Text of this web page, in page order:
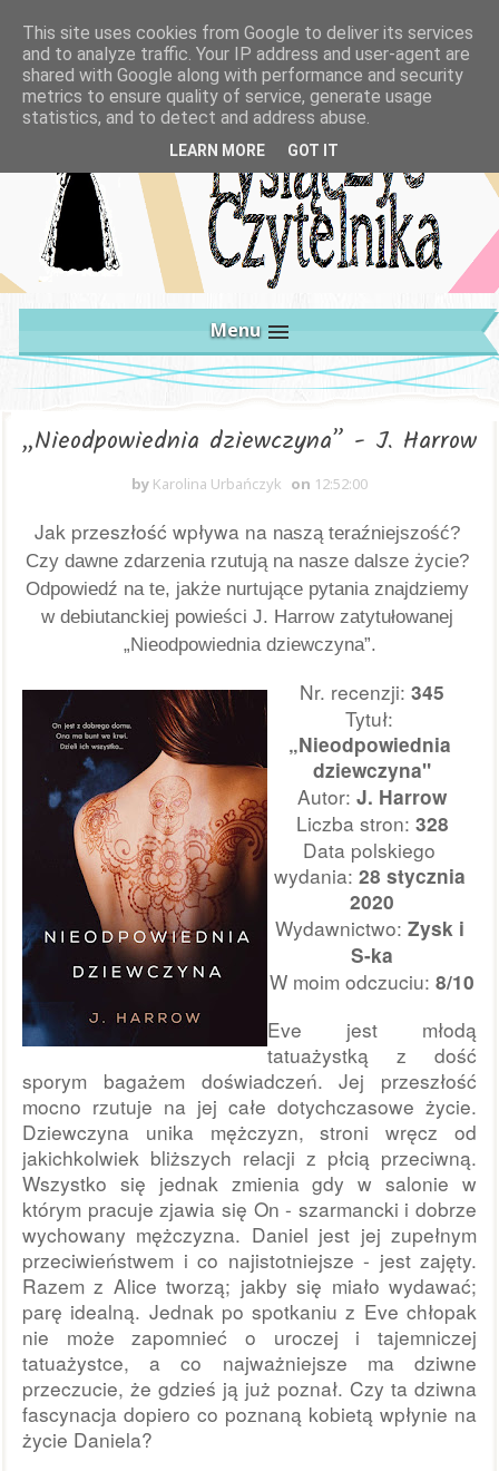
Menu
„Nieodpowiednia dziewczyna” - J. Harrow
by Karolina Urbańczyk on 12:52:00
Jak przeszłość wpływa na naszą teraźniejszość?
Czy dawne zdarzenia rzutują na nasze dalsze życie?
Odpowiedź na te, jakże nurtujące pytania znajdziemy
w debiutanckiej powieści J. Harrow zatytułowanej
„Nieodpowiednia dziewczyna”.
Nr. recenzji: 345
Tytuł:
„Nieodpowiednia
dziewczyna"
Autor: J. Harrow
Liczba stron: 328
Data polskiego
wydania: 28 stycznia
2020
Wydawnictwo: Zysk i
S-ka
W moim odczuciu: 8/10
Eve jest młodą
tatuażystką z dość
sporym bagażem doświadczeń. Jej przeszłość
mocno rzutuje na jej całe dotychczasowe życie.
Dziewczyna unika mężczyzn, stroniwręczod
jakichkolwiek bliższych relacji z płcią przeciwną.
Wszystko się jednak zmienia gdy w salonie w
którym pracuje zjawia się On - szarmancki i dobrze
wychowany mężczyzna. Daniel jest jej zupełnym
przeciwieństwem i co najistotniejsze - jest zajęty.
Razem z Alice tworzą; jakby się miało wydawać;
parę idealną. Jednak po spotkaniu z Eve chłopak
nie może zapomnieć o uroczej i tajemniczej
tatuażystce, a co najważniejsze ma dziwne
przeczucie, że gdzieś ją już poznał. Czy ta dziwna
fascynacja dopiero co poznaną kobietą wpłynie na
życie Daniela?
This site uses cookies from Google to deliver its services
and to analyze traffic. Your IP address and user-agent are
shared with Google along with performance and security
metrics to ensure quality of service, generate usage
statistics, and to detect and address abuse.
LEARN MORE GOT IT